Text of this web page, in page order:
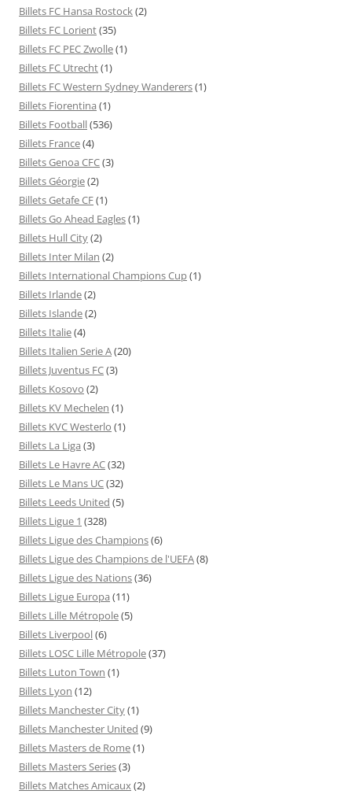
Billets FC Hansa Rostock(2)
Billets FC Lorient(35)
Billets FC PEC Zwolle(1)
Billets FC Utrecht(1)
Billets FC Western Sydney Wanderers(1)
Billets Fiorentina (1)
Billets Football(536)
Billets France(4)
Billets Genoa CFC(3)
Billets Géorgie(2)
Billets Getafe CF(1)
Billets Go Ahead Eagles(1)
Billets Hull City(2)
Billets Inter Milan (2)
Billets International Champions Cup(1)
Billets Irlande(2)
Billets Islande(2)
Billets Italie(4)
Billets Italien Serie A(20)
Billets Juventus FC(3)
Billets Kosovo (2)
Billets KV Mechelen (1)
Billets KVC Westerlo (1)
Billets La Liga (3)
Billets Le Havre AC(32)
Billets Le Mans UC(32)
Billets Leeds United (5)
Billets Ligue 1 (328)
Billets Ligue des Champions(6)
Billets Ligue des Champions de l'UEFA(8)
Billets Ligue des Nations(36)
Billets Ligue Europa (11)
Billets Lille Métropole(5)
Billets Liverpool(6)
Billets LOSC Lille Métropole(37)
Billets Luton Town (1)
Billets Lyon (12)
Billets Manchester City(1)
Billets Manchester United (9)
Billets Masters de Rome(1)
Billets Masters Series(3)
Billets Matches Amicaux(2)